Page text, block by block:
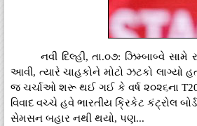
નવી દિલ્હી, તા.૦૭: ઝિમ્બાબ્વે
આવી, ત્યારે ચાહકોને મોટો ઝટકો લાગ્યો
જ ચર્ચાઓ શરૂ થઈ ગઈ કે વર્ષ ૨૦૨૬ના T20
વિવાદ વચ્ચે હવે ભારતીય ક્રિકેટ કંટ્રોલ
સેમસન બહાર નથી થયો, પણ...